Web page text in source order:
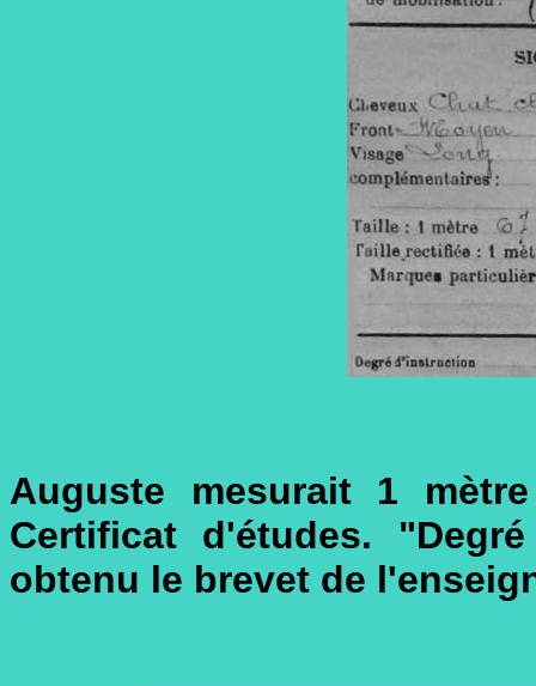
Auguste mesurait 1
Certificat d'études.
obtenu le brevet de